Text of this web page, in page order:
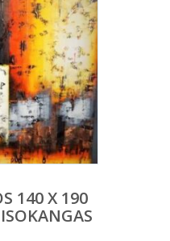
140 X 190